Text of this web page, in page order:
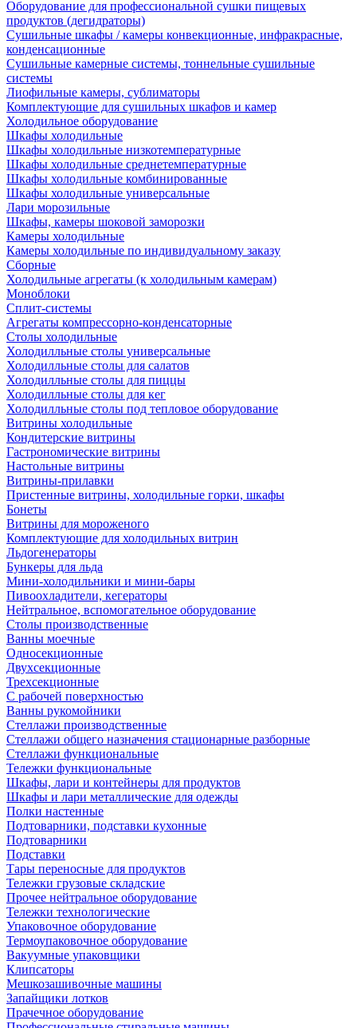
Оборудование для профессиональной сушки пищевых
продуктов (дегидраторы)
Сушильные шкафы / камеры конвекционные, инфракрасные,
конденсационные
Сушильные камерные системы, тоннельные сушильные
системы
Лиофильные камеры, сублиматоры
Комплектующие для сушильных шкафов и камер
Холодильное оборудование
Шкафы холодильные
Шкафы холодильные низкотемпературные
Шкафы холодильные среднетемпературные
Шкафы холодильные комбинированные
Шкафы холодильные универсальные
Лари морозильные
Шкафы, камеры шоковой заморозки
Камеры холодильные
Камеры холодильные по индивидуальному заказу
Сборные
Холодильные агрегаты (к холодильным камерам)
Моноблоки
Сплит-системы
Агрегаты компрессорно-конденсаторные
Столы холодильные
Холодилльные столы универсальные
Холодилльные столы для салатов
Холодилльные столы для пиццы
Холодилльные столы для кег
Холодилльные столы под тепловое оборудование
Витрины холодильные
Кондитерские витрины
Гастрономические витрины
Настольные витрины
Витрины-прилавки
Пристенные витрины, холодильные горки, шкафы
Бонеты
Витрины для мороженого
Комплектующие для холодильных витрин
Льдогенераторы
Бункеры для льда
Мини-холодильники и мини-бары
Пивоохладители, кегераторы
Нейтральное, вспомогательное оборудование
Столы производственные
Ванны моечные
Односекционные
Двухсекционные
Трехсекционные
С рабочей поверхностью
Ванны рукомойники
Стеллажи производственные
Стеллажи общего назначения стационарные разборные
Стеллажи функциональные
Тележки функциональные
Шкафы, лари и контейнеры для продуктов
Шкафы и лари металлические для одежды
Полки настенные
Подтоварники, подставки кухонные
Подтоварники
Подставки
Тары переносные для продуктов
Тележки грузовые складские
Прочее нейтральное оборудование
Тележки технологические
Упаковочное оборудование
Термоупаковочное оборудование
Вакуумные упаковщики
Клипсаторы
Мешкозашивочные машины
Запайщики лотков
Прачечное оборудование